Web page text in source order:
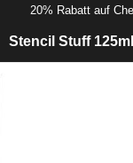
20% Rabatt auf
Stencil Stuff 125ml